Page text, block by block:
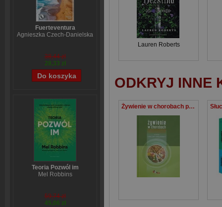
Fuerteventura
Agnieszka Czech-Danielska
38,44 zł
28,33 zł
Teoria Pozwól im
Mel Robbins
59,74 zł
45,06 zł
Lauren Roberts
ODKRYJ INNE
Żywienie w chorobach przewodu pokarmowego i zaburzeniach metabolicznych